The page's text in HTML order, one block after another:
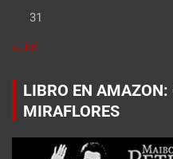
31
« Jul
LIBRO EN AMAZON:
MIRAFLORES